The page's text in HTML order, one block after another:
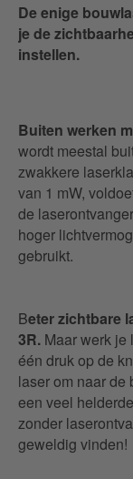
De enige
je de
instellen.
Buiten werken
wordt meestal
zwakkere
van 1 mW,
de
hoger
gebruikt.
Beter zichtbare
3R. Maar werk je
één druk op de
laser om naar de
een veel
zonder
geweldig vinden!